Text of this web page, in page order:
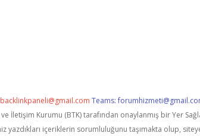
backlinkpaneli@gmail.com Teams:
İletişim Kurumu (BTK) tarafından onaylanmış bir Yer
yazdıkları içeriklerin sorumluluğunu taşımakta olup,